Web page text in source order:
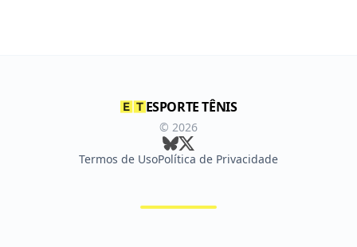
ESPORTE TÊNIS
© 2026
Termos de UsoPolítica de Privacidade